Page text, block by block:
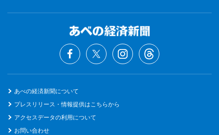
あべの経済新聞について
プレスリリース・情報提供はこちらから
アクセスデータの利用について
お問い合わせ